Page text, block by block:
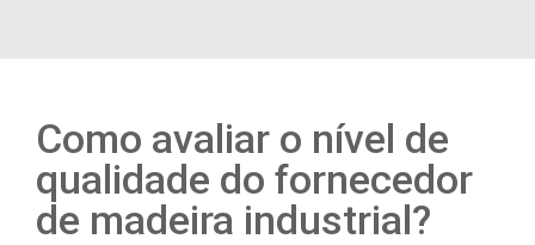
Como avaliar o nível de
qualidade do fornecedor
de madeira industrial?